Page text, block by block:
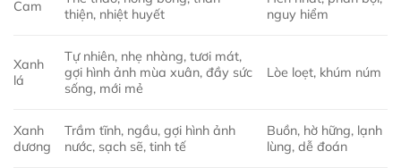
Cam
thiện, nhiệt huyết
nguy hiểm
Xanh
lá
Tự nhiên, nhẹ nhàng, tươi mát,
gợi hình ảnh mùa xuân, đầy sức
sống, mới mẻ
Lòe loẹt, khúm núm
Xanh
dương
Trầm tĩnh, ngầu, gợi hình ảnh
nước, sạch sẽ, tinh tế
Buồn, hờ hững, lạnh
lùng, dễ đoán